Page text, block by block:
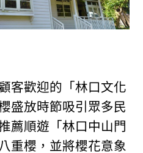
客歡迎的「林口文化
盛放時節吸引眾多民
薦順遊「林口中山門
重櫻，並將櫻花意象